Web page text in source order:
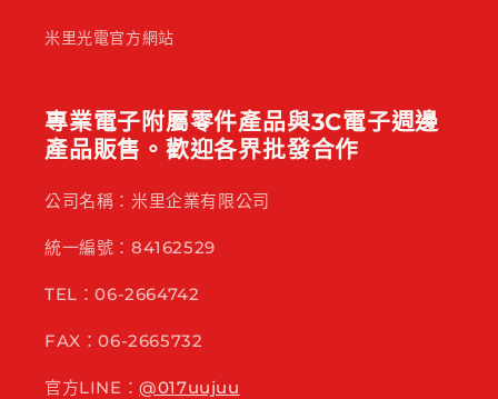
米里光電官方網站
專業電子附屬零件產品與3C電子週邊
產品販售。歡迎各界批發合作
公司名稱：米里企業有限公司
統一編號：84162529
TEL：06-2664742
FAX：06-2665732
官方LINE：@017uujuu